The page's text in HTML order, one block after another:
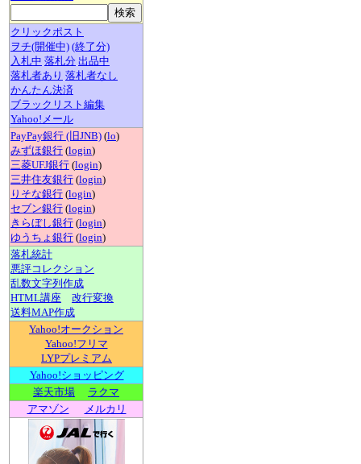
クリックポスト
ヲチ(開催中) (終了分)
入札中 落札分 出品中
落札者あり 落札者なし
かんたん決済
ブラックリスト編集
Yahoo!メール
PayPay銀行 (旧JNB) (lo)
みずほ銀行 (login)
三菱UFJ銀行 (login)
三井住友銀行 (login)
りそな銀行 (login)
セブン銀行 (login)
きらぼし銀行 (login)
ゆうちょ銀行 (login)
落札統計
悪評コレクション
乱数文字列作成
HTML講座
改行変換
送料MAP作成
Yahoo!オークション
Yahoo!フリマ
LYPプレミアム
Yahoo!ショッピング
楽天市場
ラクマ
アマゾン
メルカリ